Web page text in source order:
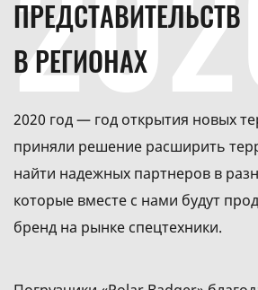
ПРЕДСТАВИТЕЛЬСТВ
В РЕГИОНАХ
2020 год — год открытия новых
приняли решение расширить
найти надежных партнеров в
которые вместе с нами будут
бренд на рынке спецтехники.